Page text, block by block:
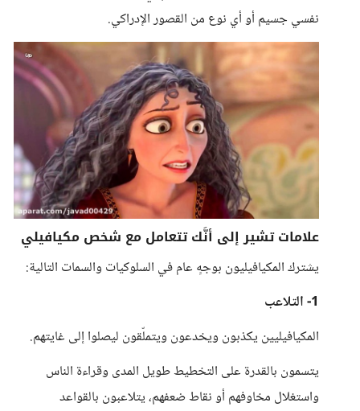
نفسي جسيم أو أي نوع من القصور الإدراكي.
علامات تشير إلى أنَّك تتعامل مع شخص مكيافيلي
يشترك المكيافيليون بوجهٍ عام في السلوكيات والسمات التالية:
1- التلاعب
المكيافيليين يكذبون ويخدعون ويتملّقون ليصلوا إلى غايتهم.
يتسمون بالقدرة على التخطيط طويل المدى وقراءة الناس
واستغلال مخاوفهم أو نقاط ضعفهم، يتلاعبون بالقواعد